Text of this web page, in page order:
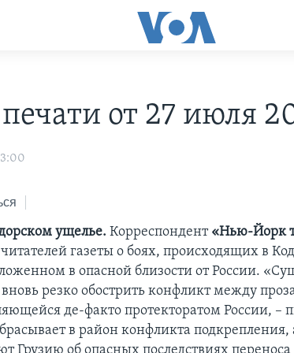
от 27 июля
ущелье. Корреспондент «Нью-Йорк
газеты о боях, происходящих в
в опасной близости от России.
резко обострить конфликт между
де-факто протекторатом России, –
в район конфликта подкрепления,